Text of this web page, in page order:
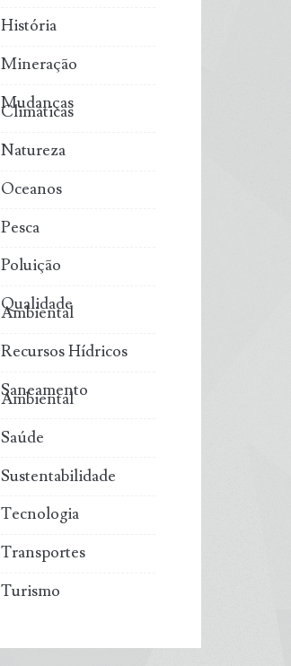
História
Mineração
Mudanças
Climáticas
Natureza
Oceanos
Pesca
Poluição
Qualidade
Ambiental
Recursos Hídricos
Saneamento
Ambiental
Saúde
Sustentabilidade
Tecnologia
Transportes
Turismo